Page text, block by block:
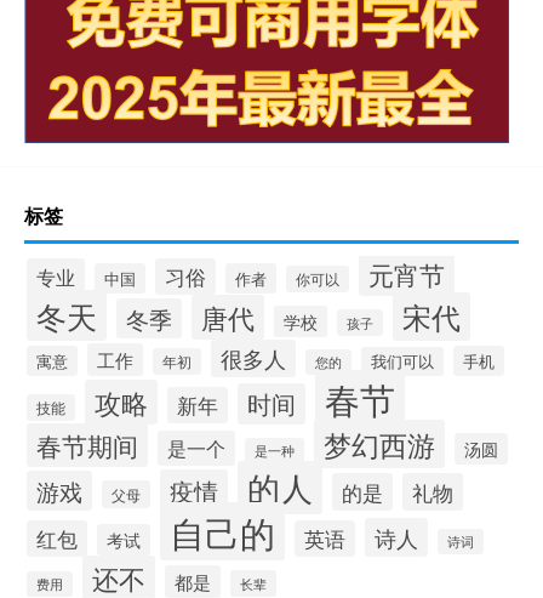
标签
专业 中国 习俗 作者 你可以 元宵节
冬天 冬季 唐代 学校 孩子 宋代
寓意 工作 年初 很多人 您的 我们可以 手机
技能 攻略 新年 时间 春节
春节期间 是一个 是一种 梦幻西游 汤圆
游戏 父母 疫情 的人 的是 礼物
红包 考试 自己的 英语 诗人 诗词
费用 还不 都是 长辈